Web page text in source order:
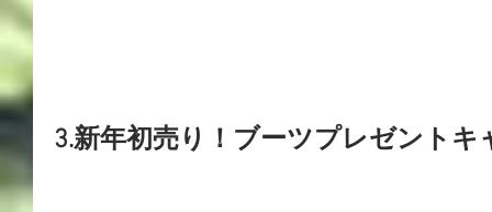
3.新年初売り！ブーツプレゼントキ